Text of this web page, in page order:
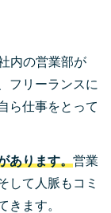
内の営業部が
フリーランスに
ら仕事をとって
あります。営業
して人脈もコミ
きます。